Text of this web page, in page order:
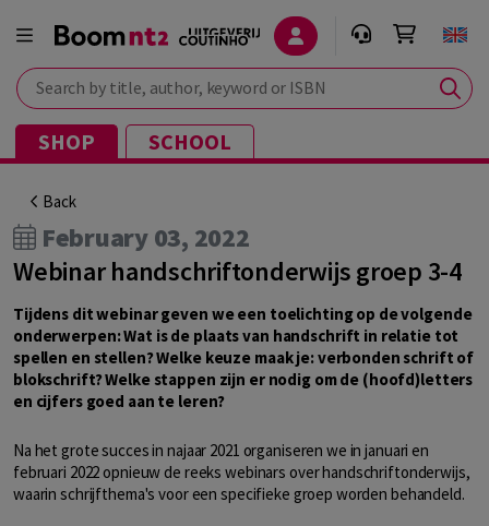
Search by title, author, keyword or ISBN
SHOP SCHOOL
Back
February 03, 2022
Webinar handschriftonderwijs groep 3-4
Tijdens dit webinar geven we een toelichting op de volgende
onderwerpen: Wat is de plaats van handschrift in relatie tot
spellen en stellen? Welke keuze maak je: verbonden schrift of
blokschrift? Welke stappen zijn er nodig om de (hoofd)letters
en cijfers goed aan te leren?
Na het grote succes in najaar 2021 organiseren we in januari en
februari 2022 opnieuw de reeks webinars over handschriftonderwijs,
waarin schrijfthema's voor een specifieke groep worden behandeld.